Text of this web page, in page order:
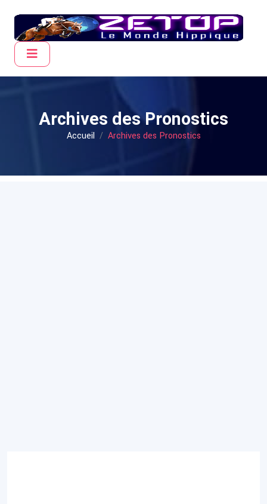
Archives des Pronostics
Accueil Archives des Pronostics